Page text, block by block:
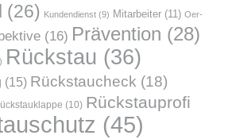
(26) Kundendienst(9) Mitarbeiter(11) Oer-
(16) Prävention (28)
Rückstau (36)
(15) Rückstaucheck (18)
(10) Rückstauprofi
(45)